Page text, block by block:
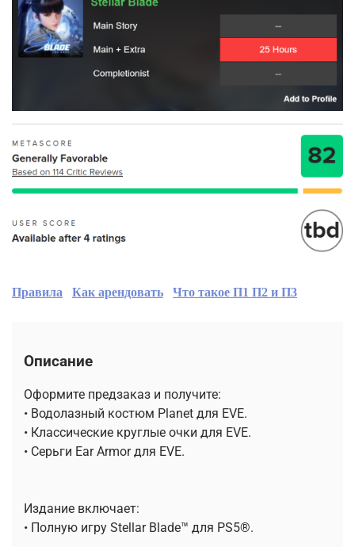
Правила Как арендовать Что такое П1 П2 и П3
Описание
Оформите предзаказ и получите:
• Водолазный костюм Planet для EVE.
• Классические круглые очки для EVE.
• Серьги Ear Armor для EVE.
Издание включает:
• Полную игру Stellar Blade™ для PS5®.